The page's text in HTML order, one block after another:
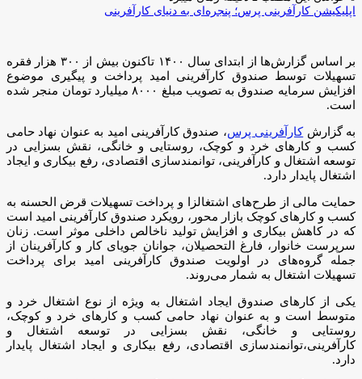
اپلیکیشن کارآفرینی پرس؛ پنجره‌ای به دنیای کارآفرینی
بر اساس گزارش‌ها از ابتدای سال ۱۴۰۰ تاکنون بیش از ۳۰۰ هزار فقره
تسهیلات توسط صندوق کارآفرینی امید پرداخت و پیگیری موضوع
افزایش سرمایه صندوق به تصویب مبلغ ۸۰۰۰ میلیارد تومان منجر شده
است.
به گزارشکارآفرینی پرس، صندوق کارآفرینی امید به عنوان نهاد حامی
کسب و کارهای خرد و کوچک، روستایی و خانگی، نقش بسزایی در
توسعه اشتغال و کارآفرینی، توانمندسازی اقتصادی، رفع بیکاری و ایجاد
اشتغال پایدار دارد.
حمایت مالی از طرح‌های اشتغالزا و پرداخت تسهیلات قرض الحسنه به
کسب و کارهای کوچک بازار محور، رویکرد صندوق کارآفرینی امید است
که در کاهش بیکاری و افزایش تولید ناخالص داخلی موثر است. زنان
سرپرست خانوار، فارغ التحصیلان، جوانان جویای کار و کارآفرینان از
جمله گروه‌های در اولویت صندوق کارآفرینی امید برای پرداخت
تسهیلات اشتغال به شمار می‌روند.
یکی از کارهای صندوق ایجاد اشتغال به ویژه از نوع اشتغال خرد و
متوسط است و به عنوان نهاد حامی کسب و کارهای خرد و کوچک،
روستایی و خانگی، نقش بسزایی در توسعه اشتغال و
کارآفرینی،توانمندسازی اقتصادی، رفع بیکاری و ایجاد اشتغال پایدار
دارد.